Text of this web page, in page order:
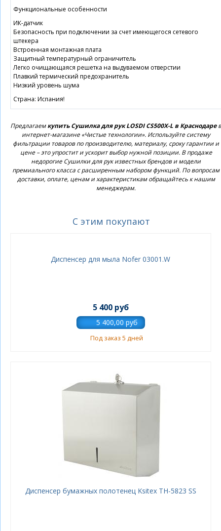
Функциональные особенности
ИК-датчик
Безопасность при подключении за счет имеющегося сетевого
штекера
Встроенная монтажная плата
Защитный температурный ограничитель
Легко очищающаяся решетка на выдуваемом отверстии
Плавкий термический предохранитель
Низкий уровень шума
Страна: Испания!
Предлагаемкупить Сушилка для рук LOSDI CS500X-L в Краснодарев
интернет-магазине «Чистые технологии». Используйте систему
фильтрации товаров по производителю, материалу, сроку гарантии и
цене – это упростит и ускорит выбор нужной позиции. В продаже
недорогие Сушилки для рук известных брендов и модели
премиального класса с расширенным набором функций. По вопросам
доставки, оплате, ценам и характеристикам обращайтесь к нашим
менеджерам.
С этим покупают
Диспенсер для мыла Nofer 03001.W
5 400 руб
Под заказ 5 дней
Диспенсер бумажных полотенец Ksitex TН-5823 SS